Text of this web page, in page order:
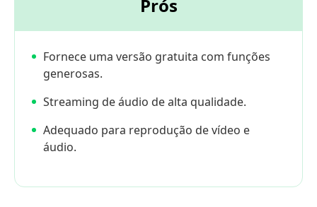
Prós
Fornece uma versão gratuita com funções
generosas.
Streaming de áudio de alta qualidade.
Adequado para reprodução de vídeo e
áudio.